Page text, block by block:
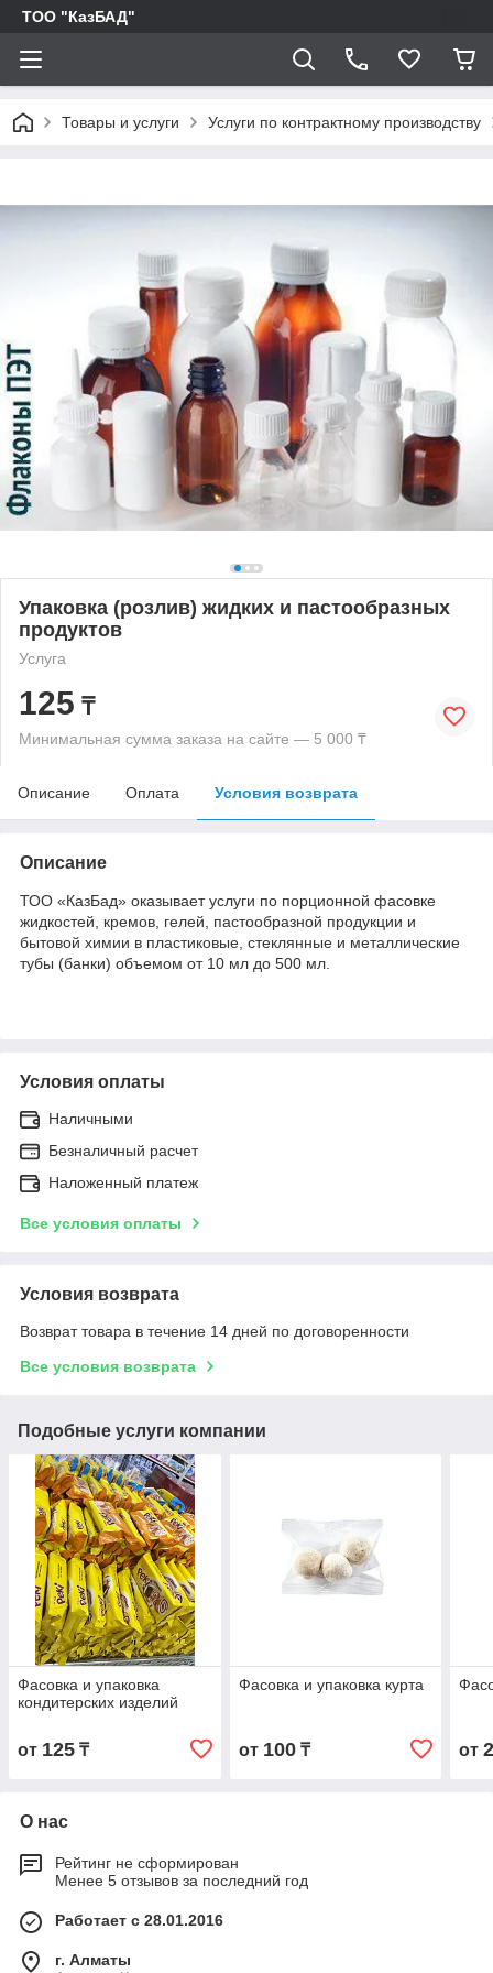
ТОО "КазБАД"
Товары и услуги Услуги по контрактному производству
Упаковка (розлив) жидких и пастообразных
продуктов
Услуга
125 ₸
Минимальная сумма заказа на сайте — 5 000 ₸
Описание Оплата Условия возврата
Описание
ТОО «КазБад» оказывает услуги по порционной фасовке
жидкостей, кремов, гелей, пастообразной продукции и
бытовой химии в пластиковые, стеклянные и металлические
тубы (банки) объемом от 10 мл до 500 мл.
Условия оплаты
Наличными
Безналичный расчет
Наложенный платеж
Все условия оплаты
Условия возврата
Возврат товара в течение 14 дней по договоренности
Все условия возврата
Подобные услуги компании
Фасовка и упаковка
кондитерских изделий
от 125 ₸
Фасовка и упаковка курта
от 100₸ от
О нас
Рейтинг не сформирован
Менее 5 отзывов за последний год
Работает с 28.01.2016
г. Алматы